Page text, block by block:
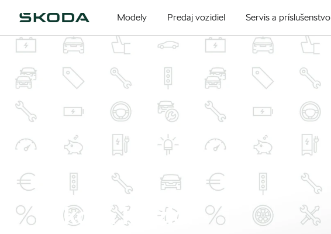
Modely Predaj vozidiel Servis a príslušenstvo
Šeková knižka